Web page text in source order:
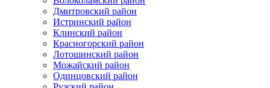
Дмитровский район
Истринский район
Клинский район
Красногорский район
Лотошинский район
Можайский район
Одинцовский район